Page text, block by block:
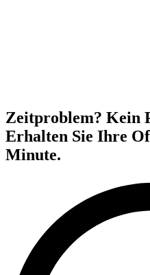
Zeitproblem? Kein
Erhalten Sie Ihre
Minute.